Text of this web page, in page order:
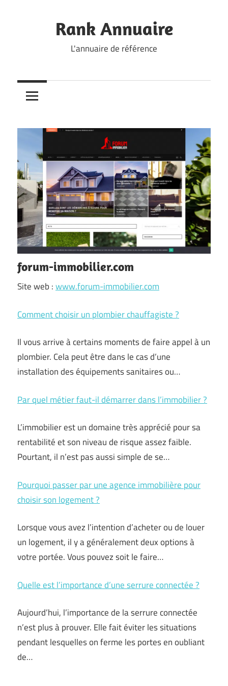
Rank Annuaire
L'annuaire de référence
forum-immobilier.com
Site web :www.forum-immobilier.com
Comment choisir un plombier chauffagiste ?
Il vous arrive à certains moments de faire appel à un
plombier. Cela peut être dans le cas d’une
installation des équipements sanitaires ou…
Par quel métier faut-il démarrer dans l’immobilier ?
L’immobilier est un domaine très apprécié pour sa
rentabilité et son niveau de risque assez faible.
Pourtant, il n’est pas aussi simple de se…
Pourquoi passer par une agence immobilière pour
choisir son logement ?
Lorsque vous avez l’intention d’acheter ou de louer
un logement, il y a généralement deux options à
votre portée. Vous pouvez soit le faire…
Quelle est l’importance d’une serrure connectée ?
Aujourd’hui, l’importance de la serrure connectée
n’est plus à prouver. Elle fait éviter les situations
pendant lesquelles on ferme les portes en oubliant
de…